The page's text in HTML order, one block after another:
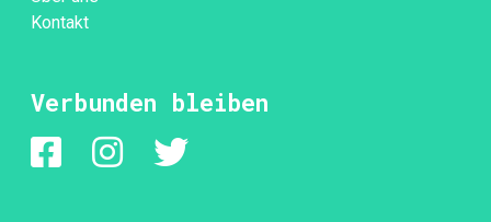
Kontakt
Verbunden bleiben